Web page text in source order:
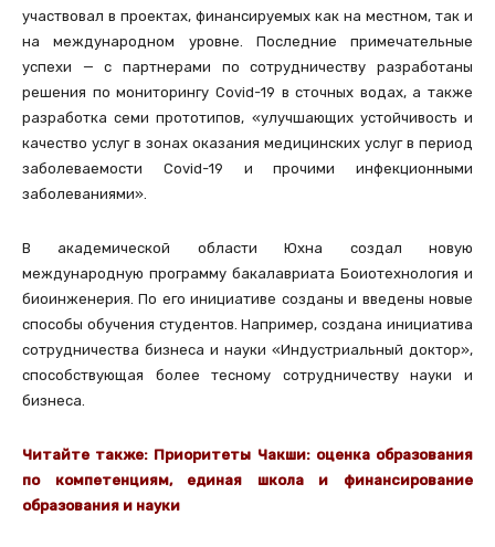
участвовал в проектах, финансируемых как на местном, так и
на международном уровне. Последние примечательные
успехи — с партнерами по сотрудничеству разработаны
решения по мониторингу Covid-19 в сточных водах, а также
разработка семи прототипов, «улучшающих устойчивость и
качество услуг в зонах оказания медицинских услуг в период
заболеваемости Covid-19 и прочими инфекционными
заболеваниями».
В академической области Юхна создал новую
международную программу бакалавриата Боиотехнология и
биоинженерия. По его инициативе созданы и введены новые
способы обучения студентов. Например, создана инициатива
сотрудничества бизнеса и науки «Индустриальный доктор»,
способствующая более тесному сотрудничеству науки и
бизнеса.
Читайте также: Приоритеты Чакши: оценка образования
по компетенциям, единая школа и финансирование
образования и науки